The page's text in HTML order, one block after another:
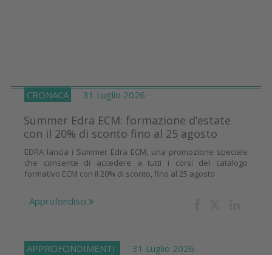
CRONACA 31 Luglio 2026
Summer Edra ECM: formazione d’estate
con il 20% di sconto fino al 25 agosto
EDRA lancia i Summer Edra ECM, una promozione speciale
che consente di accedere a tutti i corsi del catalogo
formativo ECM con il 20% di sconto, fino al 25 agosto
Approfondisci
APPROFONDIMENTI 31 Luglio 2026